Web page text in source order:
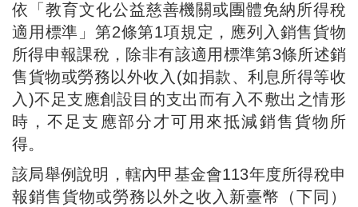
依「教育文化公益慈善機關或團體免納所得稅
適用標準」第2條第1項規定，應列入銷售貨物
所得申報課稅，除非有該適用標準第3條所述銷
售貨物或勞務以外收入(如捐款、利息所得等收
入)不足支應創設目的支出而有入不敷出之情形
時，不足支應部分才可用來抵減銷售貨物所
得。
該局舉例說明，轄內甲基金會113年度所得稅申
報銷售貨物或勞務以外之收入新臺幣（下同）